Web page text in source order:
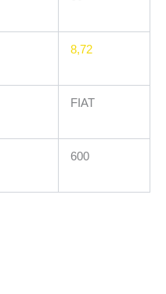
8,72
FIAT
600